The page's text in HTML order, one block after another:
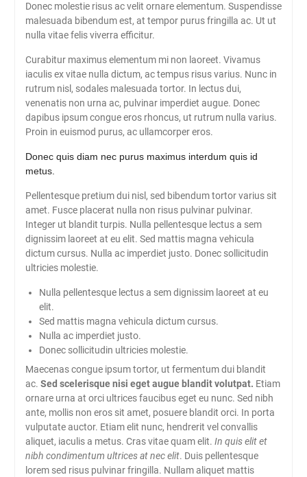
Donec molestie risus ac velit ornare elementum. Suspendisse
malesuada bibendum est, at tempor purus fringilla ac. Ut ut
nulla vitae felis viverra efficitur.
Curabitur maximus elementum mi non laoreet. Vivamus
iaculis ex vitae nulla dictum, ac tempus risus varius. Nunc in
rutrum nisl, sodales malesuada tortor. In lectus dui,
venenatis non urna ac, pulvinar imperdiet augue. Donec
dapibus ipsum congue eros rhoncus, ut rutrum nulla varius.
Proin in euismod purus, ac ullamcorper eros.
Donec quis diam nec purus maximus interdum quis id
metus.
Pellentesque pretium dui nisl, sed bibendum tortor varius sit
amet. Fusce placerat nulla non risus pulvinar pulvinar.
Integer ut blandit turpis. Nulla pellentesque lectus a sem
dignissim laoreet at eu elit. Sed mattis magna vehicula
dictum cursus. Nulla ac imperdiet justo. Donec sollicitudin
ultricies molestie.
Nulla pellentesque lectus a sem dignissim laoreet at eu
elit.
Sed mattis magna vehicula dictum cursus.
Nulla ac imperdiet justo.
Donec sollicitudin ultricies molestie.
Maecenas congue ipsum tortor, ut fermentum dui blandit
ac. Sed scelerisque nisi eget augue blandit volutpat. Etiam
ornare urna at orci ultrices faucibus eget eu nunc. Sed nibh
ante, mollis non eros sit amet, posuere blandit orci. In porta
vulputate auctor. Etiam elit nunc, hendrerit vel convallis
aliquet, iaculis a metus. Cras vitae quam elit. In quis elit et
nibh condimentum ultrices at nec elit. Duis pellentesque
lorem sed risus pulvinar fringilla. Nullam aliquet mattis